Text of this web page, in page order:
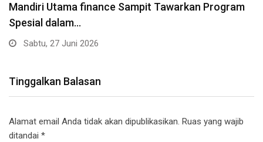
Mandiri Utama finance Sampit Tawarkan Program
Spesial dalam…
Sabtu, 27 Juni 2026
Tinggalkan Balasan
Alamat email Anda tidak akan dipublikasikan. Ruas yang wajib
ditandai *